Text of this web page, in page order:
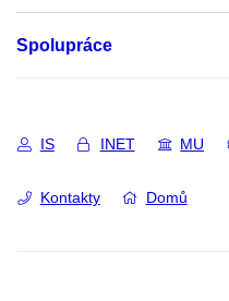
Spolupráce
IS INET MU
Kontakty Domů